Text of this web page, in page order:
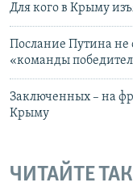
Для кого в Крыму
Послание Путина
«команды
Заключенных – на
Крыму
ЧИТАЙТЕ